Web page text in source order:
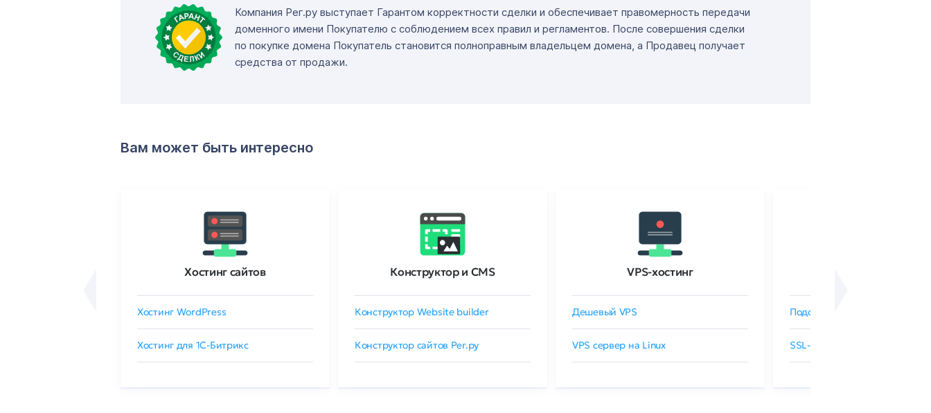
Компания Рег.ру выступает Гарантом корректности сделки и обеспечивает правомерность передачи
доменного имени Покупателю с соблюдением всех правил и регламентов. После совершения сделки
по покупке домена Покупатель становится полноправным владельцем домена, а Продавец получает
средства от продажи.
Вам может быть интересно
Хостинг сайтов
Хостинг WordPress
Хостинг для 1C-Битрикс
Конструктор и CMS
Конструктор Website builder
Конструктор сайтов Рег.ру
VPS-хостинг
Дешевый VPS
VPS сервер на Linux
Подобрать SSL-сертификат
SSL-сертификаты GlobalSign